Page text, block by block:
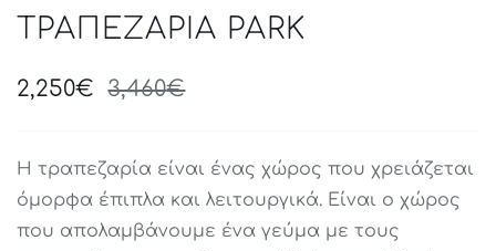
ΤΡΑΠΕΖΑΡΙΑ PARK
3,460€Original
3,460€.
2,250€
Current
2,250€.
Η τραπεζαρία είναι ένας χώρος που χρειάζεται
όμορφα έπιπλα και λειτουργικά. Είναι ο χώρος
που απολαμβάνουμε ένα γεύμα με τους